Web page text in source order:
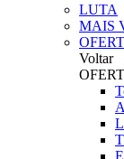
LUTA
MAIS
Voltar